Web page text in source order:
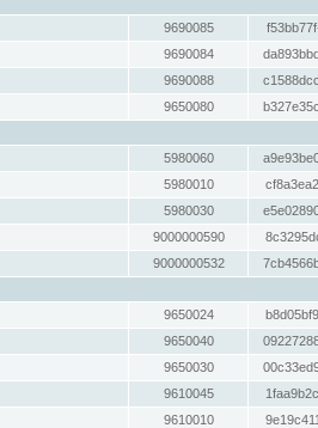
9690085
9690084
9690088
9650080
5980060
5980010
5980030
9000000590
9000000532
9650024
9650040
9650030
9610045
9610010